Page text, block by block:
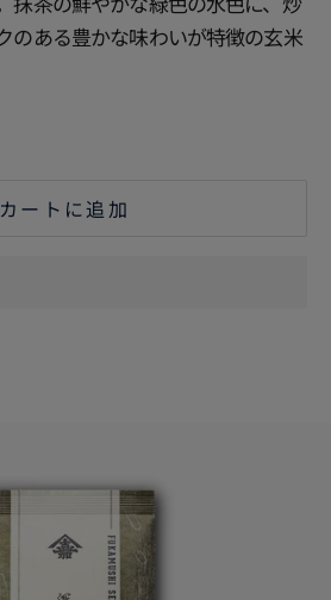
のある豊かな味わいが特徴の玄米
す
カートに追加